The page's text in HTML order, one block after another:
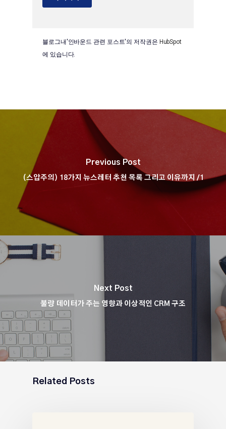
블로그내'인바운드 관련 포스트'의 저작권은 HubSpot
에 있습니다.
Previous Post
(스압주의) 18가지 뉴스레터 추천 목록 그리고 이유까지 /1
Next Post
불량 데이터가 주는 영향과 이상적인 CRM 구조
Related Posts